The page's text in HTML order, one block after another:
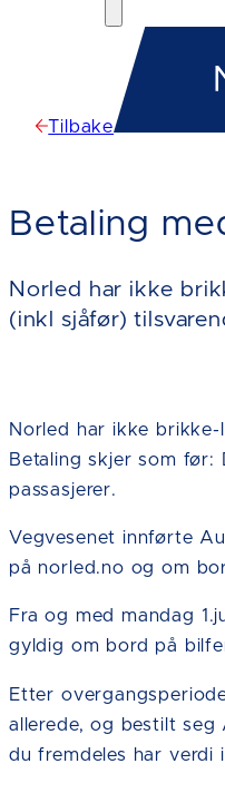
Tilbake
Betaling
Norled har ikke
(inkl sjåfør)
Norled har ikke brikke-
Betaling skjer som før:
passasjerer.
Vegvesenet innførte
på norled.no og om
Fra og med mandag
gyldig om bord på
Etter
allerede, og bestilt seg
du fremdeles har